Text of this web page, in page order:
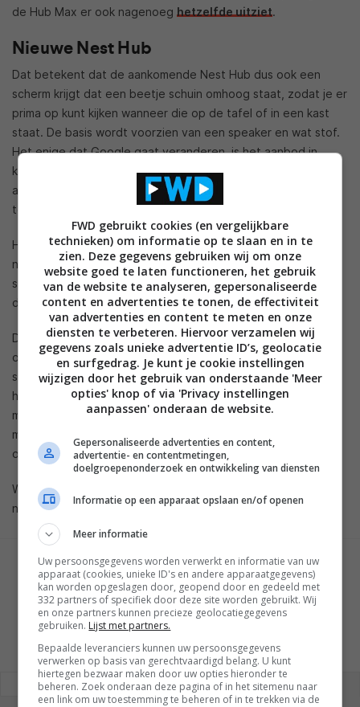
de Hub Max er ook nagenoeg hetzelfde uitziet.
Nieuwe Nest Hub
Dat betekent dat de aankomende Nest Hub dus ook een
scherm krijgt dat een beetje schuin omhoog staat, zodat je er
prima op kunt kijken wanneer die op de tafel of in een kast
staat. De basis wordt voorzien van een speaker en wat stof.
Het enige dat Google gaat veranderen, is het aanbod in
kleuren. Grijs, zwart en zand blijven bestaan, maar worden
aangevuld met lichtblauw. Dezelfde kleur kwamen we eerder
tegen op de Nest Audio.
Het nieuwe model moet wel een betere speaker krijgen en
niet twee, maar drie microfoons gaan krijgen. Zo klinkt de
speaker niet alleen beter, ook kan die jou beter horen. Ook
de Nest Mini en Nest Audio hebben drie mics aan boord.
De grootste toevoeging is mogelijk de Soli-radar. Die radar is
onder meer aanwezig op de Pixel 4 en 4 XL en stelt je in
staat het apparaat, ongeacht het type, te bedienen met
handbewegingen. Op de Nest Hub wordt de functionaliteit
mogelijk gebruikt voor slaapmeting. Ook is er een integratie
met Google Fit. Dat zou dus ook betekenen dat Fit zijn
opwachting maakt op het smart display.
Wanner Google zijn nieuwe slimme scherm aankondigt, is nog
niet bekend. Maar dat zou wel snel moeten gebeuren.
GESCHREVEN DOOR
WESLEY AKKERMAN
REAGEREN REACTIES (0)
FWD gebruikt cookies (en vergelijkbare
technieken) om informatie op te slaan en in te
zien. Deze gegevens gebruiken wij om onze
website goed te laten functioneren, het gebruik
van de website te analyseren, gepersonaliseerde
content en advertenties te tonen, de effectiviteit
van advertenties en content te meten en onze
diensten te verbeteren. Hiervoor verzamelen wij
gegevens zoals unieke advertentie ID’s, geolocatie
en surfgedrag. Je kunt je cookie instellingen
wijzigen door het gebruik van onderstaande 'Meer
opties' knop of via 'Privacy instellingen
aanpassen' onderaan de website.
Gepersonaliseerde advertenties en content,
advertentie- en contentmetingen,
doelgroepenonderzoek en ontwikkeling van diensten
Informatie op een apparaat opslaan en/of openen
Meer informatie
Uw persoonsgegevens worden verwerkt en informatie van uw
apparaat (cookies, unieke ID's en andere apparaatgegevens)
kan worden opgeslagen door, geopend door en gedeeld met
332 partners of specifiek door deze site worden gebruikt. Wij
en onze partners kunnen precieze geolocatiegegevens
gebruiken. Lijst met partners.
Bepaalde leveranciers kunnen uw persoonsgegevens
verwerken op basis van gerechtvaardigd belang. U kunt
hiertegen bezwaar maken door uw opties hieronder te
beheren. Zoek onderaan deze pagina of in het sitemenu naar
een link om uw toestemming te beheren of in te trekken via de